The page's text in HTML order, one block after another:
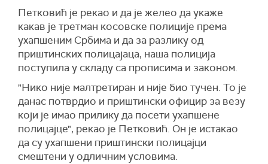
Петковић је рекао и да је желео да укаже
какав је третман косовске полиције према
ухапшеним Србима и да за разлику од
приштинских полицајаца, наша полиција
поступила у складу са прописима и законом.
"Нико није малтретиран и није био тучен. То је
данас потврдио и приштински официр за везу
који је имао прилику да посети ухапшене
полицајце", рекао је Петковић. Он је истакао
да су ухапшени приштински полицајци
смештени у одличним условима.